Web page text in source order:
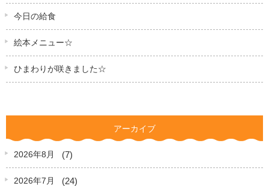
今日の給食
絵本メニュー☆
ひまわりが咲きました☆
アーカイブ
2026年8月 (7)
2026年7月 (24)